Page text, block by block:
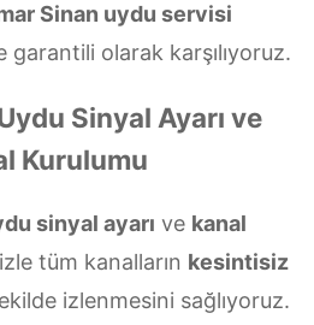
Sinan uydu servisi
garantili olarak karşılıyoruz.
Sinyal Ayarı ve
Kurulumu
sinyal ayarı ve kanal
tüm kanalların kesintisiz
izlenmesini sağlıyoruz.